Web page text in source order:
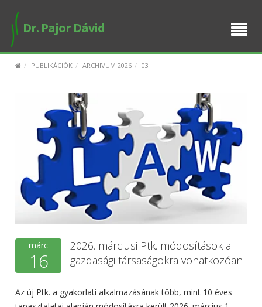
Dr. Pajor Dávid
PUBLIKÁCIÓK ARCHIVUM 2026 03
márc
16
2026. márciusi Ptk. módosítások a
gazdasági társaságokra vonatkozóan
Az új Ptk. a gyakorlati alkalmazásának több, mint 10 éves
BEMUTATKOZÁS
SZOLGÁLTATÁSAIM
BUSINESS SETUP
PUBLIKÁCIÓK
IDŐPONT FOGLALÁS